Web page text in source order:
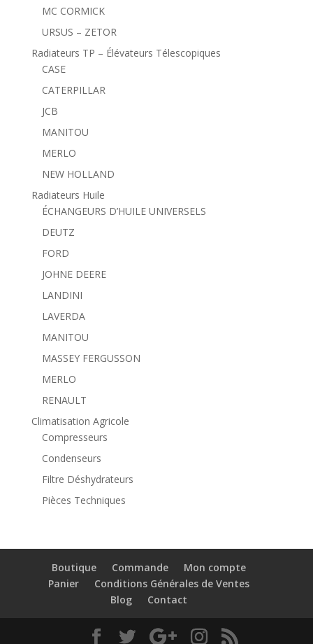
MC CORMICK
URSUS – ZETOR
Radiateurs TP – Élévateurs Télescopiques
CASE
CATERPILLAR
JCB
MANITOU
MERLO
NEW HOLLAND
Radiateurs Huile
ÉCHANGEURS D’HUILE UNIVERSELS
DEUTZ
FORD
JOHNE DEERE
LANDINI
LAVERDA
MANITOU
MASSEY FERGUSSON
MERLO
RENAULT
Climatisation Agricole
Compresseurs
Condenseurs
Filtre Déshydrateurs
Pièces Techniques
Boutique Commande
Mon compte
Panier
Conditions Générales de Ventes
Blog
Contact